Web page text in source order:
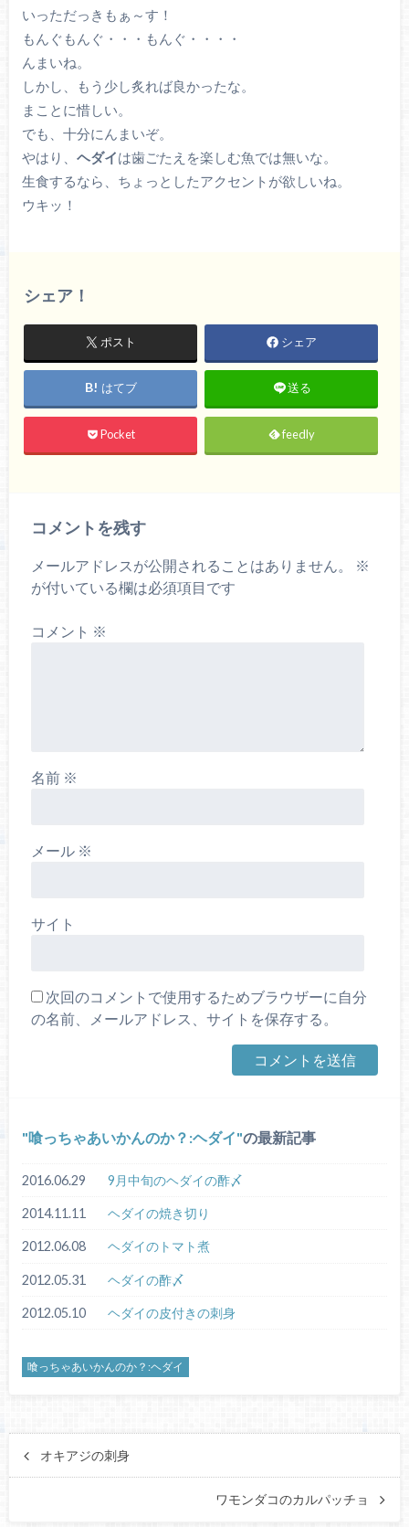
いっただっきもぁ～す！
もんぐもんぐ・・・もんぐ・・・・
んまいね。
しかし、もう少し炙れば良かったな。
まことに惜しい。
でも、十分にんまいぞ。
やはり、 ヘダイは歯ごたえを楽しむ魚では無いな。
生食するなら、ちょっとしたアクセントが欲しいね。
ウキッ！
シェア！
ポスト シェア
はてブ 送る
Pocket feedly
コメントを残す
メールアドレスが公開されることはありません。
※
が付いている欄は必須項目です
コメント ※
名前 ※
メール ※
サイト
次回のコメントで使用するためブラウザーに自分
の名前、メールアドレス、サイトを保存する。
喰っちゃあいかんのか？:ヘダイ の最新記事
2016.06.29 9月中旬のヘダイの酢〆
2014.11.11 ヘダイの焼き切り
2012.06.08 ヘダイのトマト煮
2012.05.31 ヘダイの酢〆
2012.05.10 ヘダイの皮付きの刺身
喰っちゃあいかんのか？:ヘダイ
オキアジの刺身
ワモンダコのカルパッチョ